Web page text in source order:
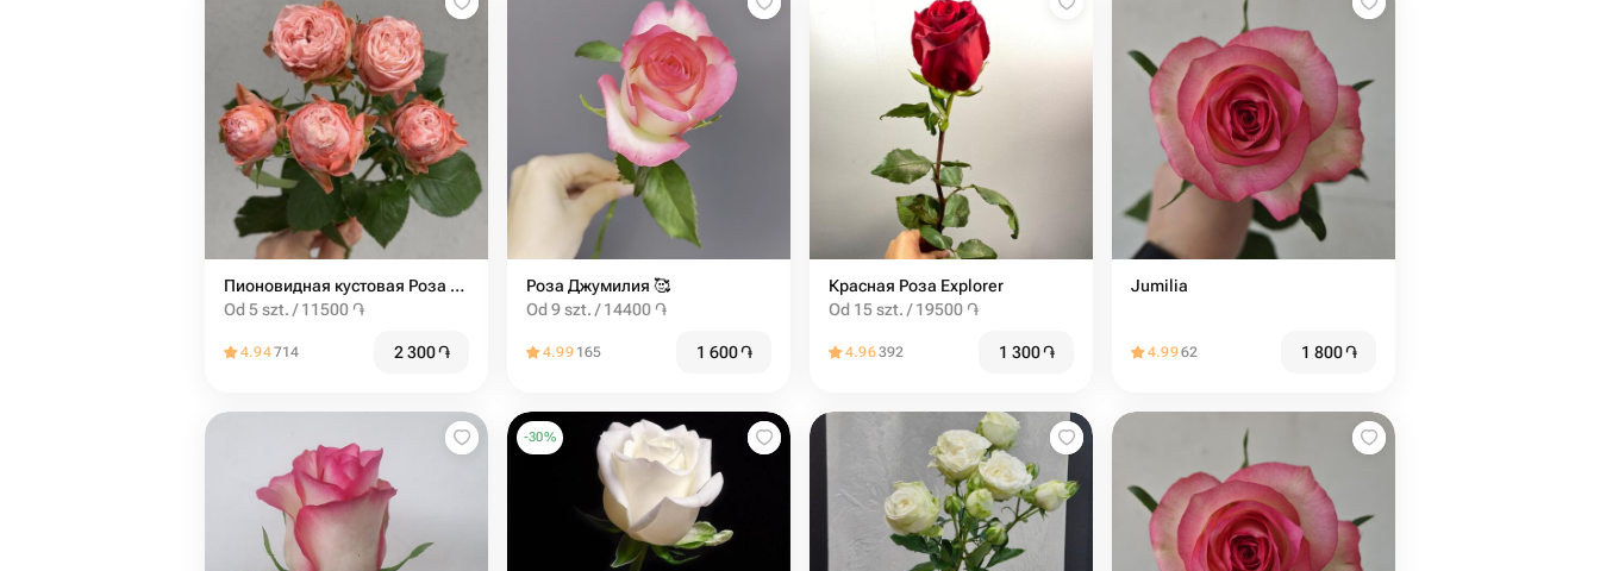
Пионовидная кустовая Роза Madam Bombastic штучно (от 5 шт)
Od 5 szt. / 11500 ֏
4.94714 2 300֏
Роза Джумилия ️🥰
Od 9 szt. / 14400 ֏
4.99 165 1 600֏
Красная Роза Explorer
Od 15 szt. / 19500 ֏
4.96392 1 300֏
Jumilia
4.9962 1 800֏
-30%